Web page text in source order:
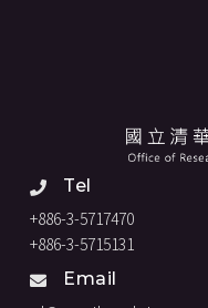
Tel
+886-3-5717470
+886-3-5715131
Email